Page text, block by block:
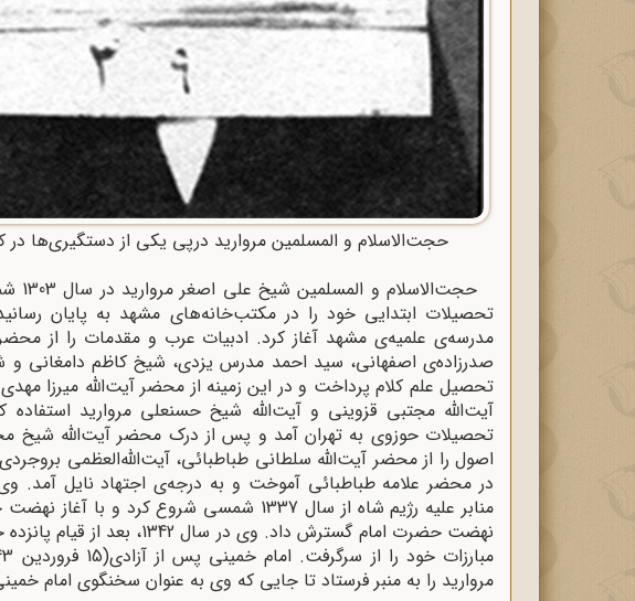
حجت‌الاسلام و المسلمین مروارید درپی یکی از دستگیری‌ها
تحصیلات ابتدایی خود را در مکتب‌خانه‌های مشهد به پایان
مدرسه‌ی علمیه‌ی مشهد آغاز کرد. ادبیات عرب و مقدمات را از
صدرزاده‌ی اصفهانی، سید احمد مدرس یزدی، شیخ کاظم دامغانی
تحصیل علم کلام پرداخت و در این زمینه از محضر آیت‌الله میرزا مهدی
تحصیلات حوزوی به تهران آمد و پس از درک محضر آیت‌الله شیخ
اصول را از محضر آیت‌الله سلطانی طباطبائی، آیت‌الله‌العظمی
در محضر علامه طباطبائی آموخت و به درجه‌ی اجتهاد نایل آمد.
منابر علیه رژیم شاه از سال 1337 شمسی شروع
نهضت حضرت امام گسترش داد. وی
مروارید را به منبر فرستاد تا جایی که وی به عنوان سخنگوی امام